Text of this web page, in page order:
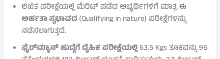
ಲಿಖಿತ ಪರೀಕ್ಷೆಯಲ್ಲಿ ಮೆರಿಟ್ ಪಡೆದ ಅಭ್ಯರ್ಥಿಗಳಿಗೆ ಮಾತ್ರ ಈ
ಅರ್ಹತಾ ಸ್ವಭಾವದ(Qualifying in nature) ಪರೀಕ್ಷೆಗಳನ್ನು
ನಡೆಸಲಾಗುತ್ತದೆ.
ಫೈರ್‌ಮ್ಯಾನ್ ಹುದ್ದೆಗೆ ದೈಹಿಕ ಪರೀಕ್ಷೆಯಲ್ಲಿ63.5 Kgs ತೂಕವನ್ನು 96